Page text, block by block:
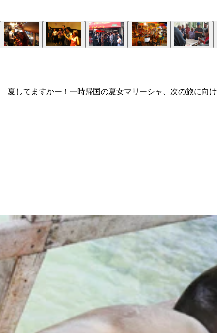
してますかー！一時帰国の夏女マリーシャ、次の旅に向け